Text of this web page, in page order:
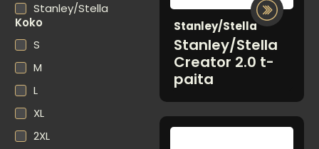
Stanley/Stella
Koko
S
M
L
XL
2XL
Stanley/Stella
Stanley/Stella
Creator 2.0 t-
paita